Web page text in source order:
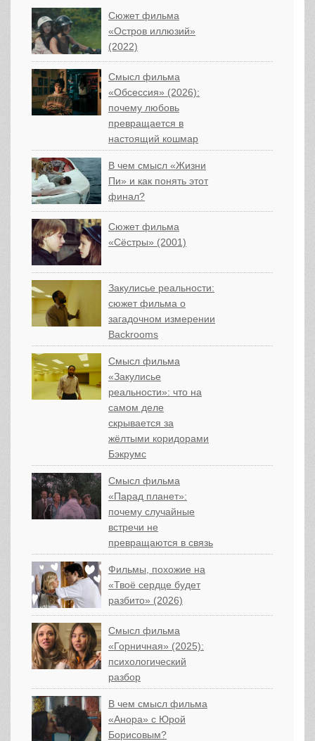
Сюжет фильма
«Остров иллюзий»
(2022)
Смысл фильма
«Обсессия» (2026):
почему любовь
превращается в
настоящий кошмар
В чем смысл «Жизни
Пи» и как понять этот
финал?
Сюжет фильма
«Сёстры» (2001)
Закулисье реальности:
сюжет фильма о
загадочном измерении
Backrooms
Смысл фильма
«Закулисье
реальности»: что на
самом деле
скрывается за
жёлтыми коридорами
Бэкрумс
Смысл фильма
«Парад планет»:
почему случайные
встречи не
превращаются в связь
Фильмы, похожие на
«Твоё сердце будет
разбито» (2026)
Смысл фильма
«Горничная» (2025):
психологический
разбор
В чем смысл фильма
«Анора» с Юрой
Борисовым?